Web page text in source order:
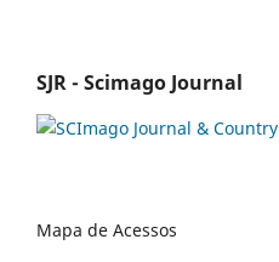
SJR - Scimago Journal
Mapa de Acessos